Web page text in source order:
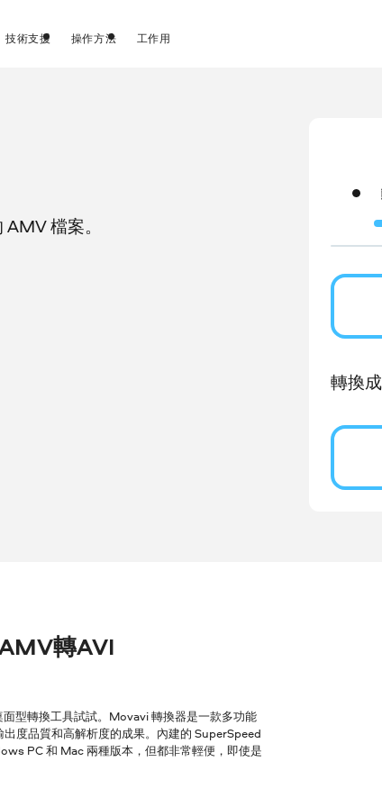
技術支援 操作方法 工作用
檔案。
轉換成
轉AVI
型轉換工具試試。Movavi 轉換器是一款多功能
度品質和高解析度的成果。內建的 SuperSpeed
PC 和 Mac 兩種版本，但都非常輕便，即使是